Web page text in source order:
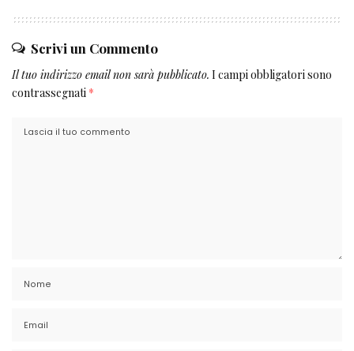
Scrivi un Commento
Il tuo indirizzo email non sarà pubblicato. I campi obbligatori sono
contrassegnati *